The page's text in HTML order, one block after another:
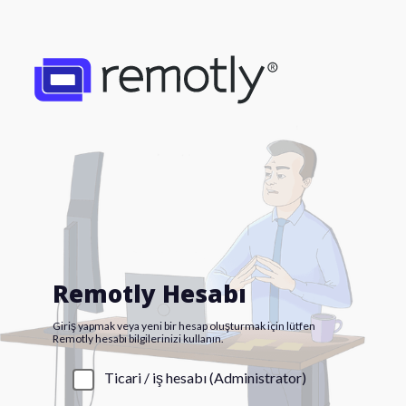
Remotly Hesabı
Giriş yapmak veya yeni bir hesap oluşturmak için lütfen
Remotly hesabı bilgilerinizi kullanın.
Ticari / iş hesabı(Administrator)